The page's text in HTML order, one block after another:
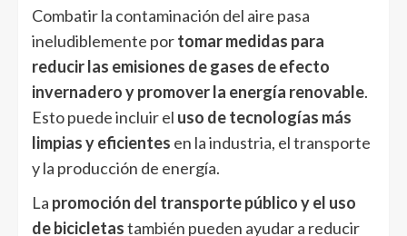
Combatir la contaminación del aire pasa
ineludiblemente portomar medidas para
reducir las emisiones de gases de efecto
invernadero y promover la energía renovable.
Esto puede incluir el uso de tecnologías más
limpias y eficientes en la industria, el transporte
y la producción de energía.
La promoción del transporte público y el uso
de bicicletastambién pueden ayudar a reducir